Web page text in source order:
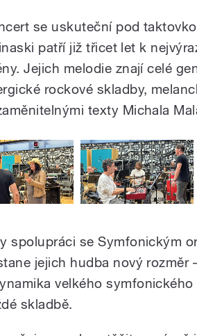
se uskuteční pod
patří již třicet let k
Jejich melodie znají celé
rockové skladby,
texty Michala
spolupráci se Symfonickým
jejich hudba nový rozměr
velkého
skladbě.